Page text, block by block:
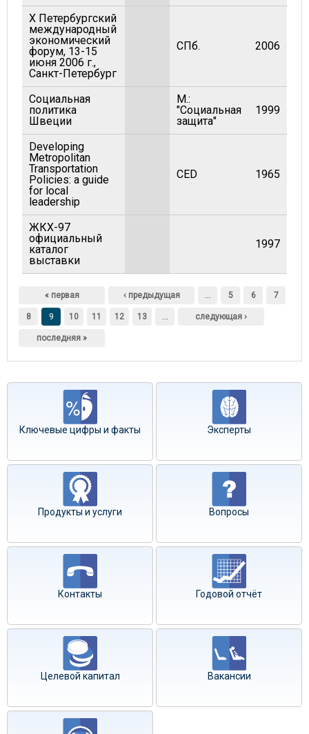
Х Петербургский
международный
экономический
форум, 13-15
июня 2006 г.,
Санкт-Петербург
СПб. 2006
Социальная
политика
Швеции
М.:
"Социальная
защита"
1999
Developing
Metropolitan
Transportation
Policies: a guide
for local
leadership
CED 1965
ЖКХ-97
официальный
каталог
выставки
1997
« первая ‹ предыдущая … 5 6 7
8 9 10 11 12 13 … следующая ›
последняя »
Ключевые цифры и факты Эксперты
Продукты и услуги Вопросы
Контакты Годовой отчёт
Целевой капитал Вакансии